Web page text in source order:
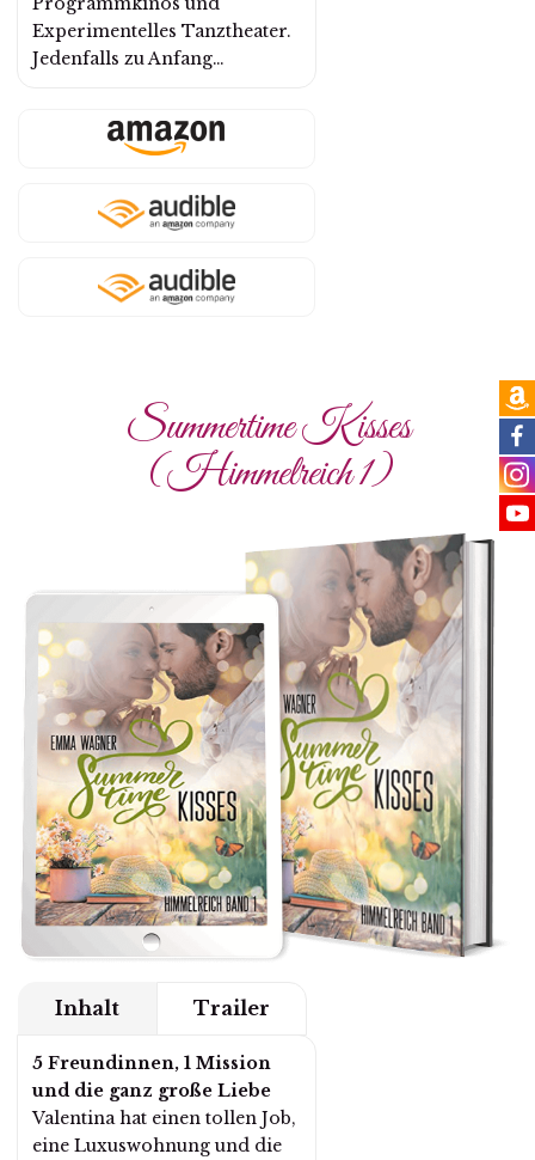
Experimentelles Tanztheater.
Jedenfalls zu Anfang…
Summertime Kisses
(Himmelreich 1)
Inhalt Trailer
5 Freundinnen, 1 Mission
und die ganz große Liebe
Valentina hat einen tollen Job,
eine Luxuswohnung und die